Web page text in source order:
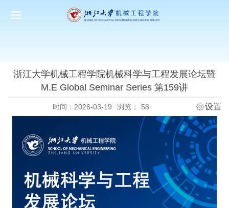
浙江大学机械工程学院机械科学与工程发展论坛暨
M.E Global Seminar Series 第159讲
时间：2026-03-19 浏览： 58 设置